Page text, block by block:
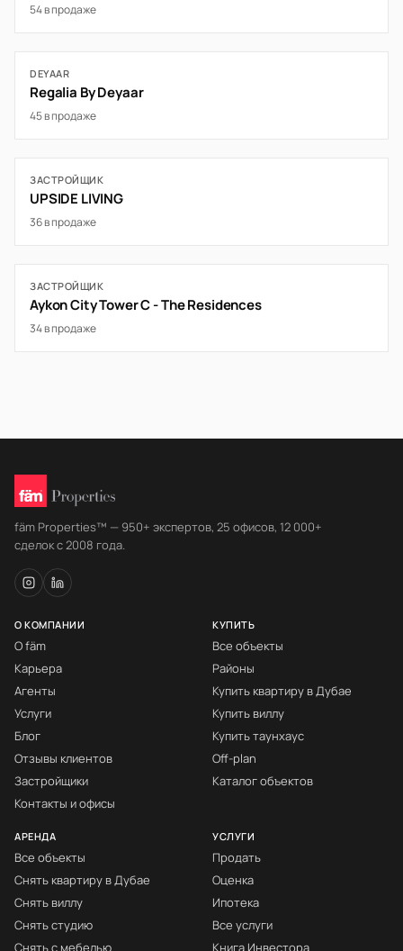
54 в продаже
DEYAAR
Regalia By Deyaar
45 в продаже
ЗАСТРОЙЩИК
UPSIDE LIVING
36 в продаже
ЗАСТРОЙЩИК
Aykon City Tower C - The Residences
34 в продаже
fäm Properties™ — 950+ экспертов, 25 офисов, 12 000+
сделок с 2008 года.
О КОМПАНИИ
О fäm
Карьера
Агенты
Услуги
Блог
Отзывы клиентов
Застройщики
Контакты и офисы
КУПИТЬ
Все объекты
Районы
Купить квартиру в Дубае
Купить виллу
Купить таунхаус
Off-plan
Каталог объектов
АРЕНДА
Все объекты
Снять квартиру в Дубае
Снять виллу
Снять студию
Снять с мебелью
УСЛУГИ
Продать
Оценка
Ипотека
Все услуги
Книга Инвестора